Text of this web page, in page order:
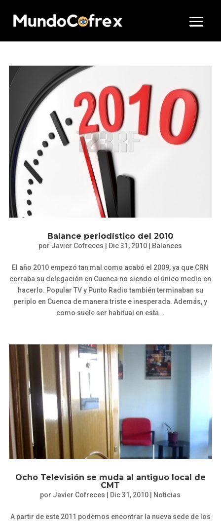
Balance periodístico del 2010
por Javier Cofreces Dic 31, 2010 Balances
El año 2010 empezó tan mal como acabó el 2009, ya que CRN
cerraba su delegación en Cuenca no siendo el único medio en
hacerlo. Popular TV y Punto Radio también terminaban su
periplo en Cuenca de manera triste e inesperada. Además, y
como suele ser habitual en esta...
Ocho Televisión se muda al antiguo local de
CMT
por Javier Cofreces | Dic 31, 2010 | Noticias
A partir de este 2011 podemos encontrar la nueva sede de los